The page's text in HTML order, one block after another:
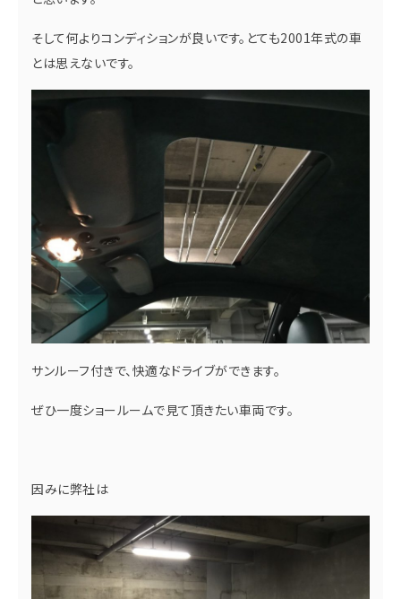
そして何よりコンディションが良いです。とても2001年式の車
とは思えないです。
サンルーフ付きで、快適なドライブができます。
ぜひ一度ショールームで見て頂きたい車両です。
因みに弊社は